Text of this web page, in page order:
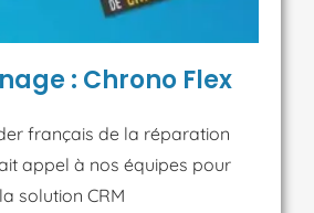
: Chrono Flex
français de la réparation
appel à nos équipes pour
solution CRM